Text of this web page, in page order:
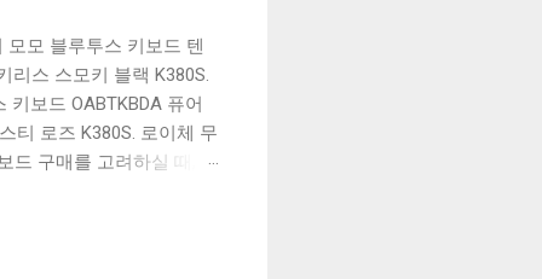
모모 블루투스 키보드 텐
리스 스모키 블랙 K380S.
보드 OABTKBDA 퓨어
티 로즈 K380S. 로이체 무
드 구매를 고려하실 때, 추